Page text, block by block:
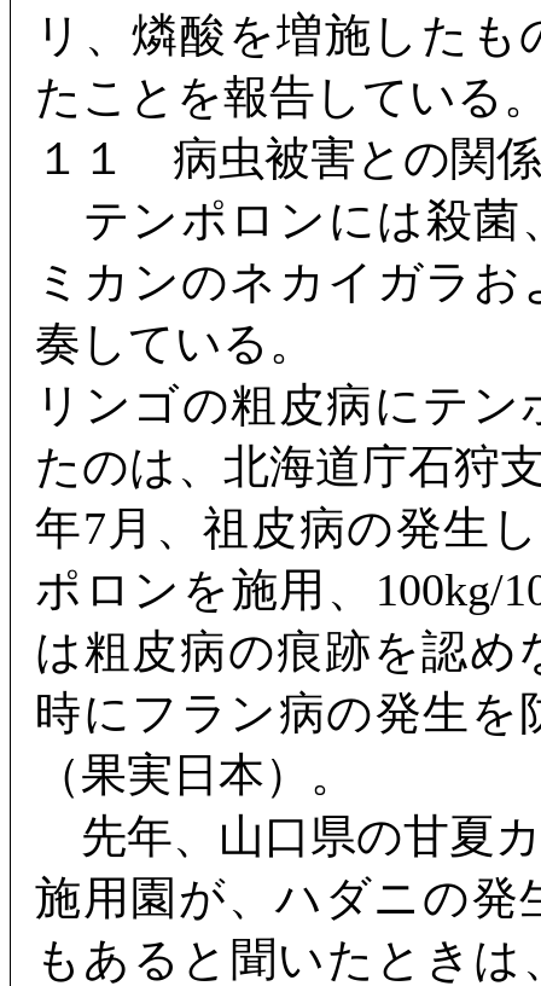
リ、燐酸を増施した
たことを報告している
１１ 病虫被害との関係
テンポロンには殺菌
ミカンのネカイガラ
奏している。
リンゴの粗皮病にテ
たのは、北海道庁石狩
年7月、祖皮病の発生
ポロンを施用、100kg/
は粗皮病の痕跡を認
時にフラン病の発生
（果実日本）。
先年、山口県の甘夏
施用園が、ハダニの発
もあると聞いたとき